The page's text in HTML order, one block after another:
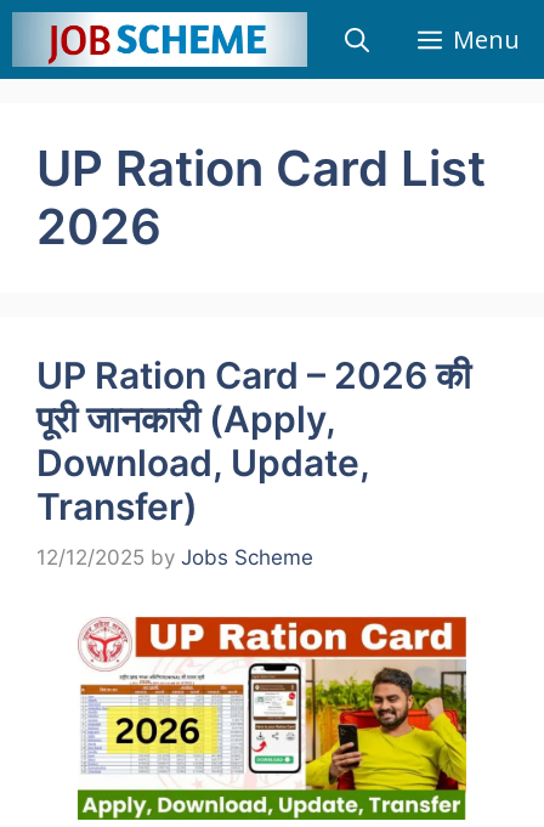
Skip
content
Menu
UP Ration Card List
2026
UP Ration Card – 2026 की
पूरी जानकारी (Apply,
Download, Update,
Transfer)
12/12/2025 by Jobs Scheme